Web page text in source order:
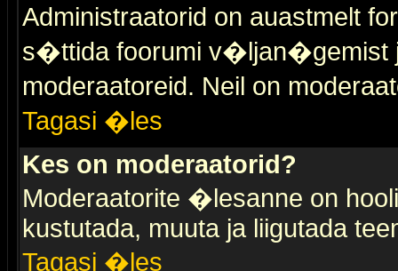
Administraatorid on auastmelt
s�ttida foorumi v�ljan�gemist
moderaatoreid. Neil on
Tagasi �les
Kes on moderaatorid?
Moderaatorite �lesanne on
kustutada, muuta ja liigutada
Tagasi �les